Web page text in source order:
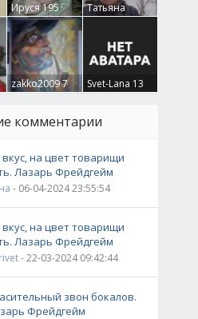
Ируся195
Татьяна
Крючкова0
zakko20097 Svet-Lana 13
комментарии
на цвет товарищи
Лазарь Фрейдгейм
- 06-04-2024 23:55:54
на цвет товарищи
Лазарь Фрейдгейм
- 22-03-2024 09:42:44
звон бокалов.
Фрейдгейм